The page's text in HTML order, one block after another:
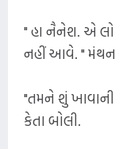
" હા નૈનેશ. એ
નહીં આવે. " મંથન
"તમને શું
કેતા બોલી.